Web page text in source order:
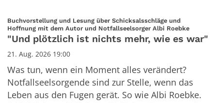
Buchvorstellung und Lesung über Schicksalsschläge und
Hoffnung mit dem Autor und Notfallseelsorger Albi Roebke:
"Und plötzlich ist nichts mehr, wie es war"
21. Aug. 2026 19:00
Was tun, wenn ein Moment alles verändert?
Notfallseelsorgende sind zur Stelle, wenn das
Leben aus den Fugen gerät. So wie Albi Roebke.